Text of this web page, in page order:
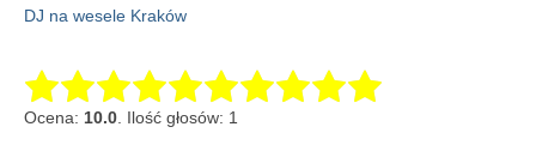
DJ na wesele Kraków
Ocena: 10.0 . Ilość głosów: 1